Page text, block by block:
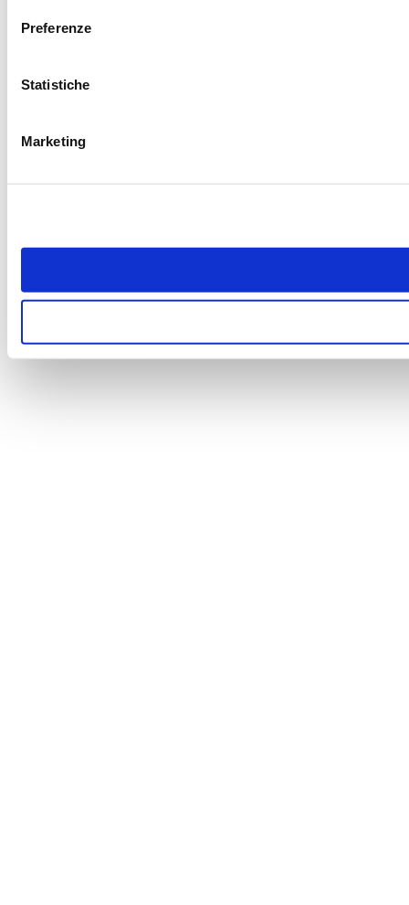
Preferenze
Statistiche
Marketing